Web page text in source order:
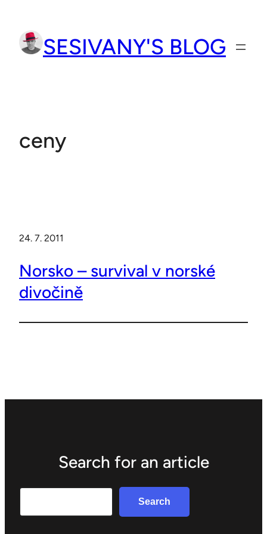
obsah
SESIVANY'S BLOG
ceny
24. 7. 2011
Norsko – survival v norské
divočině
Search for an article
Search